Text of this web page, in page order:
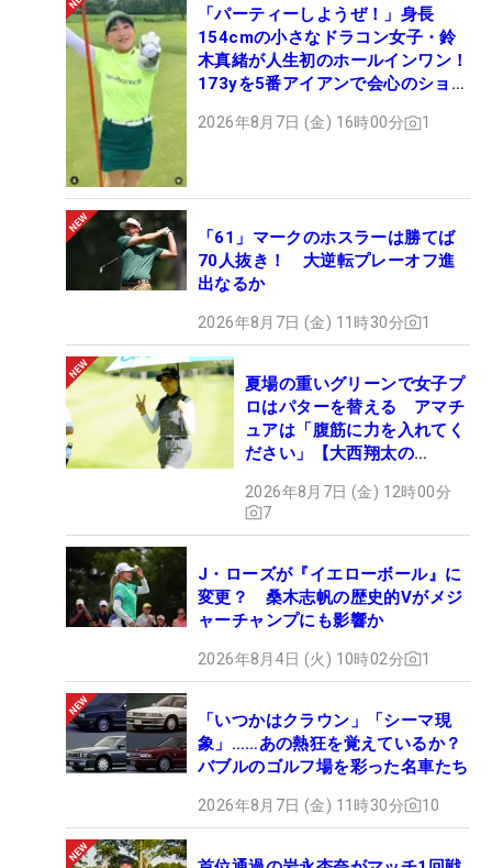
「パーティーしようぜ！」身長
154cmの小さなドラコン女子・鈴
木真緒が人生初のホールインワン！
173yを5番アイアンで会心のショッ
2026年8月7日 (金) 16時00分 1
「61」マークのホスラーは勝てば
70人抜き！ 大逆転プレーオフ進
出なるか
2026年8月7日 (金) 11時30分 1
夏場の重いグリーンで女子プ
ロはパターを替える アマチ
ュアは「腹筋に力を入れてく
ださい」【大西翔太の
2026年8月7日 (金) 12時00分
7
J・ローズが『イエローボール』に
変更？ 桑木志帆の歴史的Vがメジ
ャーチャンプにも影響か
2026年8月4日 (火) 10時02分 1
「いつかはクラウン」「シーマ現
象」……あの熱狂を覚えているか？
バブルのゴルフ場を彩った名車たち
2026年8月7日 (金) 11時30分 10